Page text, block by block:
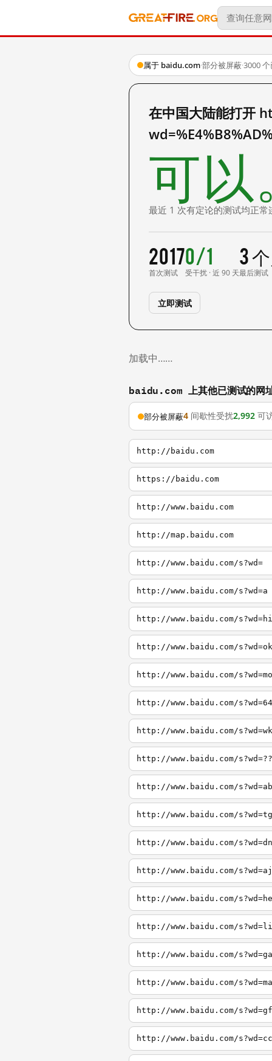
属于 baidu.com·部分被屏蔽·3000
在中国大陆能打开
可以
最近 1 次有定论的测试均正常
2017
首次测试
0/1
受干扰 · 近 90 天
3
最后测试
立即测试
加载中……
baidu.com 上其他已测试的网
部分被屏蔽4 间歇性受扰2,992 可
http://baidu.com
https://baidu.com
http://www.baidu.com
http://map.baidu.com
http://www.baidu.com/s?wd=
http://www.baidu.com/s?wd=a
http://www.baidu.com/s?wd=hi
http://www.baidu.com/s?wd=ok
http://www.baidu.com/s?wd=mo
http://www.baidu.com/s?wd=64
http://www.baidu.com/s?wd=wk
http://www.baidu.com/s?wd=??
http://www.baidu.com/s?wd=ab
http://www.baidu.com/s?wd=tg
http://www.baidu.com/s?wd=dn
http://www.baidu.com/s?wd=aj
http://www.baidu.com/
http://www.baidu.com/
http://www.baidu.com/
http://www.baidu.com/
http://www.baidu.com/
http://www.baidu.com/